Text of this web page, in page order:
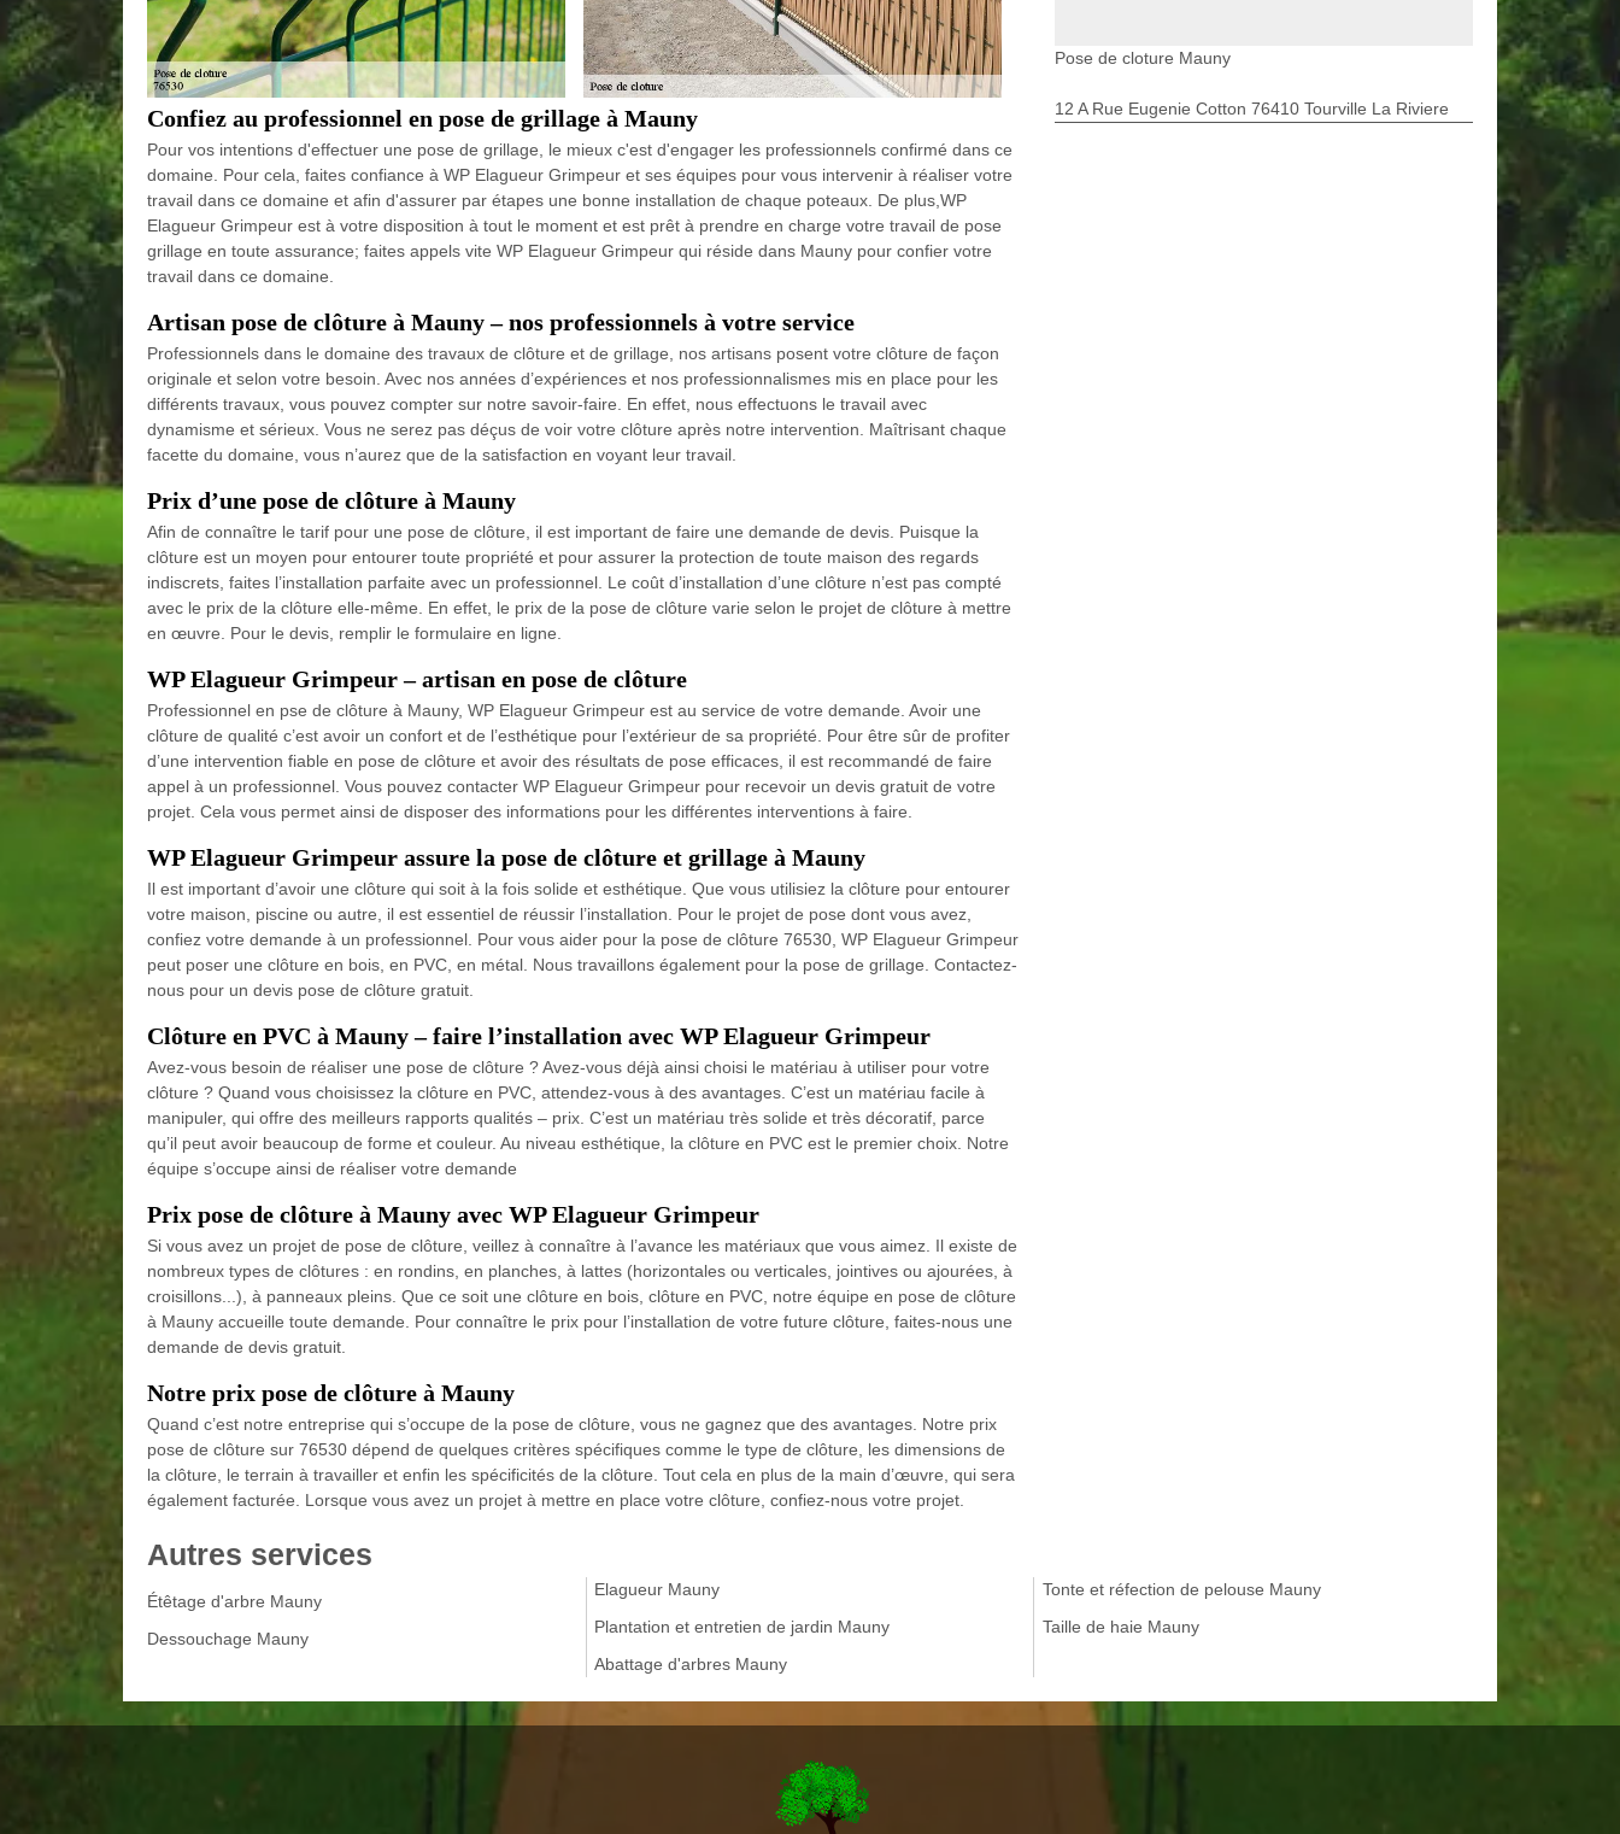
Confiez au professionnel en pose de grillage à Mauny
Pour vos intentions d'effectuer une pose de grillage, le mieux c'est d'engager les professionnels confirmé dans ce
domaine. Pour cela, faites confiance à WP Elagueur Grimpeur et ses équipes pour vous intervenir à réaliser votre
travail dans ce domaine et afin d'assurer par étapes une bonne installation de chaque poteaux. De plus,WP
Elagueur Grimpeur est à votre disposition à tout le moment et est prêt à prendre en charge votre travail de pose
grillage en toute assurance; faites appels vite WP Elagueur Grimpeur qui réside dans Mauny pour confier votre
travail dans ce domaine.
Artisan pose de clôture à Mauny – nos professionnels à votre service
Professionnels dans le domaine des travaux de clôture et de grillage, nos artisans posent votre clôture de façon
originale et selon votre besoin. Avec nos années d’expériences et nos professionnalismes mis en place pour les
différents travaux, vous pouvez compter sur notre savoir-faire. En effet, nous effectuons le travail avec
dynamisme et sérieux. Vous ne serez pas déçus de voir votre clôture après notre intervention. Maîtrisant chaque
facette du domaine, vous n’aurez que de la satisfaction en voyant leur travail.
Prix d’une pose de clôture à Mauny
Afin de connaître le tarif pour une pose de clôture, il est important de faire une demande de devis. Puisque la
clôture est un moyen pour entourer toute propriété et pour assurer la protection de toute maison des regards
indiscrets, faites l’installation parfaite avec un professionnel. Le coût d’installation d’une clôture n’est pas compté
avec le prix de la clôture elle-même. En effet, le prix de la pose de clôture varie selon le projet de clôture à mettre
en œuvre. Pour le devis, remplir le formulaire en ligne.
WP Elagueur Grimpeur – artisan en pose de clôture
Professionnel en pse de clôture à Mauny, WP Elagueur Grimpeur est au service de votre demande. Avoir une
clôture de qualité c’est avoir un confort et de l’esthétique pour l’extérieur de sa propriété. Pour être sûr de profiter
d’une intervention fiable en pose de clôture et avoir des résultats de pose efficaces, il est recommandé de faire
appel à un professionnel. Vous pouvez contacter WP Elagueur Grimpeur pour recevoir un devis gratuit de votre
projet. Cela vous permet ainsi de disposer des informations pour les différentes interventions à faire.
WP Elagueur Grimpeur assure la pose de clôture et grillage à Mauny
Il est important d’avoir une clôture qui soit à la fois solide et esthétique. Que vous utilisiez la clôture pour entourer
votre maison, piscine ou autre, il est essentiel de réussir l’installation. Pour le projet de pose dont vous avez,
confiez votre demande à un professionnel. Pour vous aider pour la pose de clôture 76530, WP Elagueur Grimpeur
peut poser une clôture en bois, en PVC, en métal. Nous travaillons également pour la pose de grillage. Contactez-
nous pour un devis pose de clôture gratuit.
Clôture en PVC à Mauny – faire l’installation avec WP Elagueur Grimpeur
Avez-vous besoin de réaliser une pose de clôture ? Avez-vous déjà ainsi choisi le matériau à utiliser pour votre
clôture ? Quand vous choisissez la clôture en PVC, attendez-vous à des avantages. C’est un matériau facile à
manipuler, qui offre des meilleurs rapports qualités – prix. C’est un matériau très solide et très décoratif, parce
qu’il peut avoir beaucoup de forme et couleur. Au niveau esthétique, la clôture en PVC est le premier choix. Notre
équipe s’occupe ainsi de réaliser votre demande
Prix pose de clôture à Mauny avec WP Elagueur Grimpeur
Si vous avez un projet de pose de clôture, veillez à connaître à l’avance les matériaux que vous aimez. Il existe de
nombreux types de clôtures : en rondins, en planches, à lattes (horizontales ou verticales, jointives ou ajourées, à
croisillons...), à panneaux pleins. Que ce soit une clôture en bois, clôture en PVC, notre équipe en pose de clôture
à Mauny accueille toute demande. Pour connaître le prix pour l’installation de votre future clôture, faites-nous une
demande de devis gratuit.
Notre prix pose de clôture à Mauny
Quand c’est notre entreprise qui s’occupe de la pose de clôture, vous ne gagnez que des avantages. Notre prix
pose de clôture sur 76530 dépend de quelques critères spécifiques comme le type de clôture, les dimensions de
la clôture, le terrain à travailler et enfin les spécificités de la clôture. Tout cela en plus de la main d’œuvre, qui sera
également facturée. Lorsque vous avez un projet à mettre en place votre clôture, confiez-nous votre projet.
Pose de cloture Mauny
12 A Rue Eugenie Cotton 76410 Tourville La Riviere
Autres services
Étêtage d'arbre Mauny
Dessouchage Mauny
Elagueur Mauny
Plantation et entretien de jardin Mauny
Abattage d'arbres Mauny
Tonte et réfection de pelouse Mauny
Taille de haie Mauny